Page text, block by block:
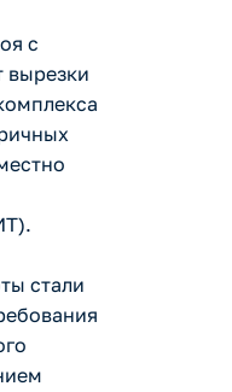
с
вырезки
стали